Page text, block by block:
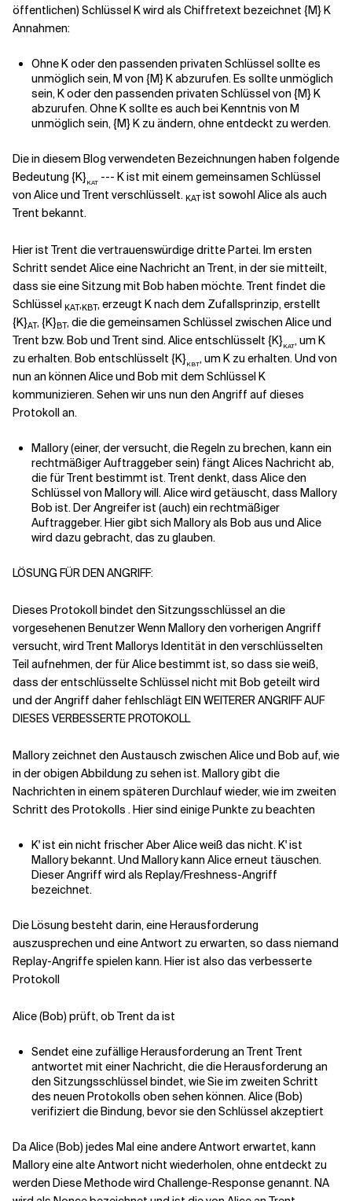
öffentlichen) Schlüssel K wird als Chiffretext bezeichnet {M} K
Annahmen:
Ohne K oder den passenden privaten Schlüssel sollte es
unmöglich sein, M von {M} K abzurufen. Es sollte unmöglich
sein, K oder den passenden privaten Schlüssel von {M} K
abzurufen. Ohne K sollte es auch bei Kenntnis von M
unmöglich sein, {M} K zu ändern, ohne entdeckt zu werden.
Die in diesem Blog verwendeten Bezeichnungen haben folgende
Bedeutung {K}KAT --- K ist mit einem gemeinsamen Schlüssel
von Alice und Trent verschlüsselt. KATist sowohl Alice als auch
Trent bekannt.
Hier ist Trent die vertrauenswürdige dritte Partei. Im ersten
Schritt sendet Alice eine Nachricht an Trent, in der sie mitteilt,
dass sie eine Sitzung mit Bob haben möchte. Trent findet die
Schlüssel KAT,KBT, erzeugt K nach dem Zufallsprinzip, erstellt
{K}AT, {K}BT, die die gemeinsamen Schlüssel zwischen Alice und
Trent bzw. Bob und Trent sind. Alice entschlüsselt {K}KAT, um K
zu erhalten. Bob entschlüsselt {K}KBT, um K zu erhalten. Und von
nun an können Alice und Bob mit dem Schlüssel K
kommunizieren. Sehen wir uns nun den Angriff auf dieses
Protokoll an.
Mallory (einer, der versucht, die Regeln zu brechen, kann ein
rechtmäßiger Auftraggeber sein) fängt Alices Nachricht ab,
die für Trent bestimmt ist. Trent denkt, dass Alice den
Schlüssel von Mallory will. Alice wird getäuscht, dass Mallory
Bob ist. Der Angreifer ist (auch) ein rechtmäßiger
Auftraggeber. Hier gibt sich Mallory als Bob aus und Alice
wird dazu gebracht, das zu glauben.
LÖSUNG FÜR DEN ANGRIFF:
Dieses Protokoll bindet den Sitzungsschlüssel an die
vorgesehenen Benutzer Wenn Mallory den vorherigen Angriff
versucht, wird Trent Mallorys Identität in den verschlüsselten
Teil aufnehmen, der für Alice bestimmt ist, so dass sie weiß,
dass der entschlüsselte Schlüssel nicht mit Bob geteilt wird
und der Angriff daher fehlschlägt EIN WEITERER ANGRIFF AUF
DIESES VERBESSERTE PROTOKOLL
Mallory zeichnet den Austausch zwischen Alice und Bob auf, wie
in der obigen Abbildung zu sehen ist. Mallory gibt die
Nachrichten in einem späteren Durchlauf wieder, wie im zweiten
Schritt des Protokolls . Hier sind einige Punkte zu beachten
K' ist ein nicht frischer Aber Alice weiß das nicht. K' ist
Mallory bekannt. Und Mallory kann Alice erneut täuschen.
Dieser Angriff wird als Replay/Freshness-Angriff
bezeichnet.
Die Lösung besteht darin, eine Herausforderung
auszusprechen und eine Antwort zu erwarten, so dass niemand
Replay-Angriffe spielen kann. Hier ist also das verbesserte
Protokoll
Alice (Bob) prüft, ob Trent da ist
Sendet eine zufällige Herausforderung an Trent Trent
antwortet mit einer Nachricht, die die Herausforderung an
den Sitzungsschlüssel bindet, wie Sie im zweiten Schritt
des neuen Protokolls oben sehen können. Alice (Bob)
verifiziert die Bindung, bevor sie den Schlüssel akzeptiert
Da Alice (Bob) jedes Mal eine andere Antwort erwartet, kann
Mallory eine alte Antwort nicht wiederholen, ohne entdeckt zu
werden Diese Methode wird Challenge-Response genannt. NA